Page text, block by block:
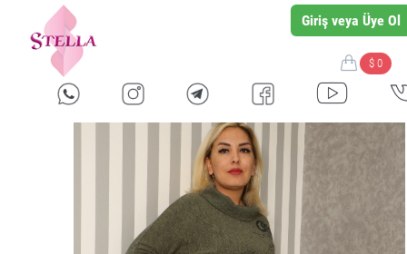
Giriş veya Üye Ol
$ 0